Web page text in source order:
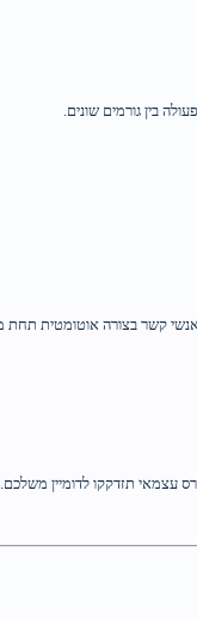
בין גורמים שונים.
עצמאי תזדקקו לדומיין משלכם.